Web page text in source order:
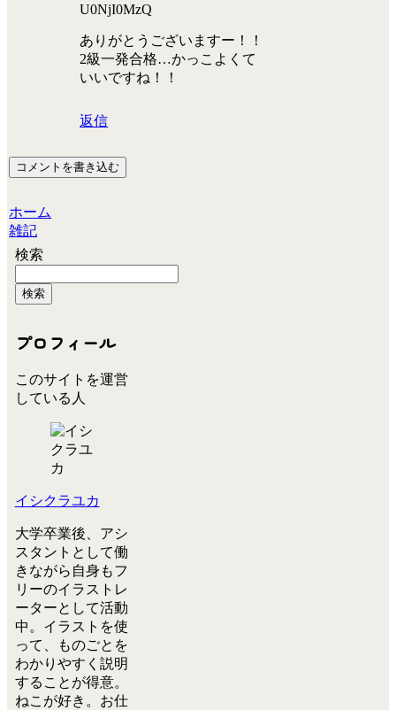
U0NjI0MzQ
ありがとうございますー！！
2級一発合格…かっこよくて
いいですね！！
返信
コメントを書き込む
ホーム
雑記
検索
検索
プロフィール
このサイトを運営
している人
イシクラユカ
大学卒業後、アシ
スタントとして働
きながら自身もフ
リーのイラストレ
ーターとして活動
中。イラストを使
って、ものごとを
わかりやすく説明
することが得意。
ねこが好き。お仕